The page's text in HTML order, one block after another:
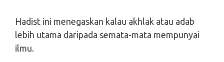
Hadist ini menegaskan kalau akhlak atau adab
lebih utama daripada semata-mata mempunyai
ilmu.